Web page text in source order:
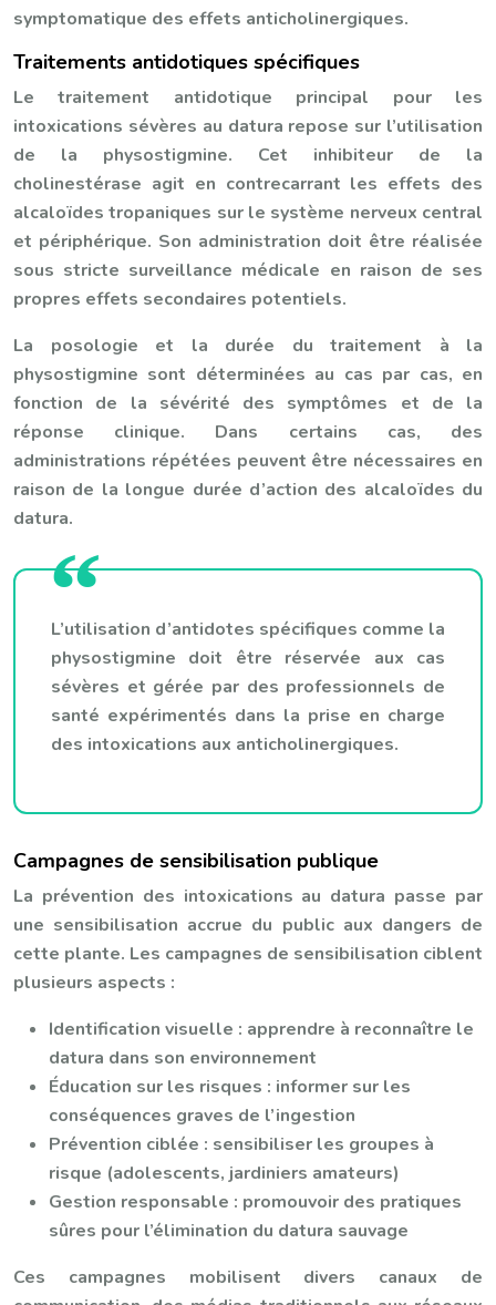
symptomatique des effets anticholinergiques.
Traitements antidotiques spécifiques
Le traitement antidotique principal pour les
intoxications sévères au datura repose sur l’utilisation
de la physostigmine. Cet inhibiteur de la
cholinestérase agit en contrecarrant les effets des
alcaloïdes tropaniques sur le système nerveux central
et périphérique. Son administration doit être réalisée
sous stricte surveillance médicale en raison de ses
propres effets secondaires potentiels.
La posologie et la durée du traitement à la
physostigmine sont déterminées au cas par cas, en
fonction de la sévérité des symptômes et de la
réponse clinique. Dans certains cas, des
administrations répétées peuvent être nécessaires en
raison de la longue durée d’action des alcaloïdes du
datura.
L’utilisation d’antidotes spécifiques comme la
physostigmine doit être réservée aux cas
sévères et gérée par des professionnels de
santé expérimentés dans la prise en charge
des intoxications aux anticholinergiques.
Campagnes de sensibilisation publique
La prévention des intoxications au datura passe par
une sensibilisation accrue du public aux dangers de
cette plante. Les campagnes de sensibilisation ciblent
plusieurs aspects :
Identification visuelle : apprendre à reconnaître le
datura dans son environnement
Éducation sur les risques : informer sur les
conséquences graves de l’ingestion
Prévention ciblée : sensibiliser les groupes à
risque (adolescents, jardiniers amateurs)
Gestion responsable : promouvoir des pratiques
sûres pour l’élimination du datura sauvage
Ces campagnes mobilisent divers canaux de